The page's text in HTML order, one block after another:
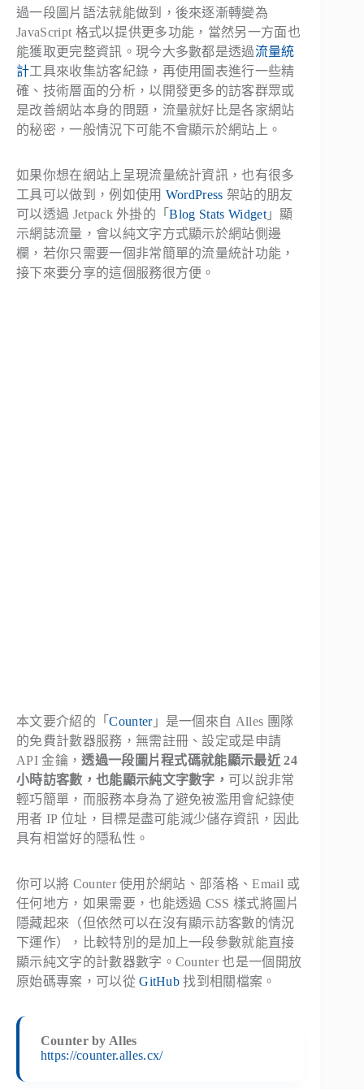
過一段圖片語法就能做到，後來逐漸轉變為
JavaScript 格式以提供更多功能，當然另一方面也
能獲取更完整資訊。現今大多數都是透過流量統
計工具來收集訪客紀錄，再使用圖表進行一些精
確、技術層面的分析，以開發更多的訪客群眾或
是改善網站本身的問題，流量就好比是各家網站
的秘密，一般情況下可能不會顯示於網站上。
如果你想在網站上呈現流量統計資訊，也有很多
工具可以做到，例如使用 WordPress 架站的朋友
可以透過 Jetpack 外掛的「Blog Stats Widget」顯
示網誌流量，會以純文字方式顯示於網站側邊
欄，若你只需要一個非常簡單的流量統計功能，
接下來要分享的這個服務很方便。
本文要介紹的「Counter」是一個來自 Alles 團隊
的免費計數器服務，無需註冊、設定或是申請
API 金鑰，透過一段圖片程式碼就能顯示最近 24
小時訪客數，也能顯示純文字數字， 可以說非常
輕巧簡單，而服務本身為了避免被濫用會紀錄使
用者 IP 位址，目標是盡可能減少儲存資訊，因此
具有相當好的隱私性。
你可以將 Counter 使用於網站、部落格、Email 或
任何地方，如果需要，也能透過 CSS 樣式將圖片
隱藏起來（但依然可以在沒有顯示訪客數的情況
下運作），比較特別的是加上一段參數就能直接
顯示純文字的計數器數字。Counter 也是一個開放
原始碼專案，可以從GitHub 找到相關檔案。
Counter by Alles
https://counter.alles.cx/